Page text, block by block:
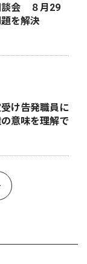
談会 ８月29
を解決
け告発職員に
意味を理解で